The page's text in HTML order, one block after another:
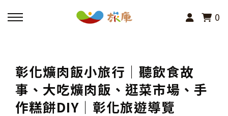
0
活動報名
小旅行及主題導覽
彰化爌肉飯小旅行│聽飲食故
事、大吃爌肉飯、逛菜市場、手
作糕餅DIY│彰化旅遊導覽